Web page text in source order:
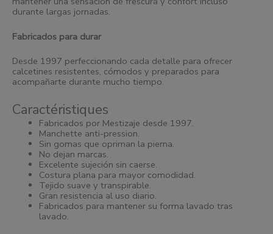
durante largas jornadas.
Fabricados para durar
Desde 1997 perfeccionando cada detalle para ofrecer
calcetines resistentes, cómodos y preparados para
acompañarte durante mucho tiempo.
Caractéristiques
Fabricados por Mestizaje desde 1997.
Manchette anti-pression.
Sin gomas que opriman la pierna.
No dejan marcas.
Excelente sujeción sin caerse.
Costura plana para mayor comodidad.
Tejido suave y transpirable.
Gran resistencia al uso diario.
Fabricados para mantener su forma lavado tras
lavado.